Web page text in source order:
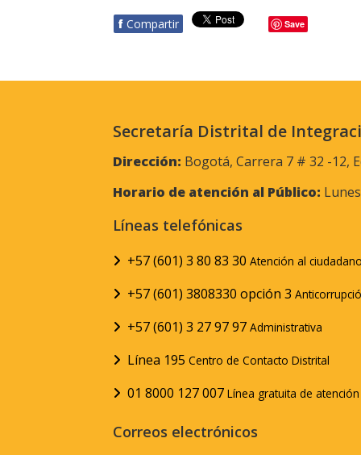
f Compartir Save
Secretaría Distrital de
Dirección: Bogotá, Carrera 7 # 32 -12,
Horario de atención al Público:
Líneas telefónicas
+57 (601) 3 80 83 30 Atención al
+57 (601) 3808330 opción 3
+57 (601) 3 27 97 97 Administrativa
Línea 195 Centro de Contacto Distrital
01 8000 127 007 Línea gratuita de
Correos electrónicos